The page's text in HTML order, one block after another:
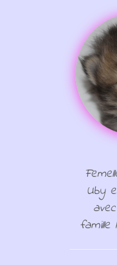
Uby
famille